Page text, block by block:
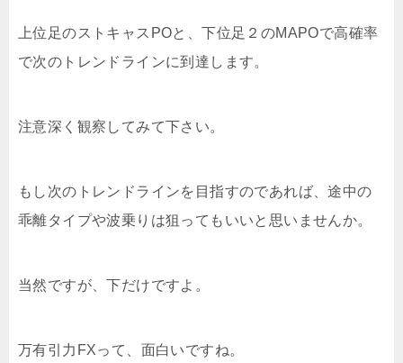
上位足のストキャスPOと、下位足２のMAPOで高確率
で次のトレンドラインに到達します。
注意深く観察してみて下さい。
もし次のトレンドラインを目指すのであれば、途中の
乖離タイプや波乗りは狙ってもいいと思いませんか。
当然ですが、下だけですよ。
万有引力FXって、面白いですね。